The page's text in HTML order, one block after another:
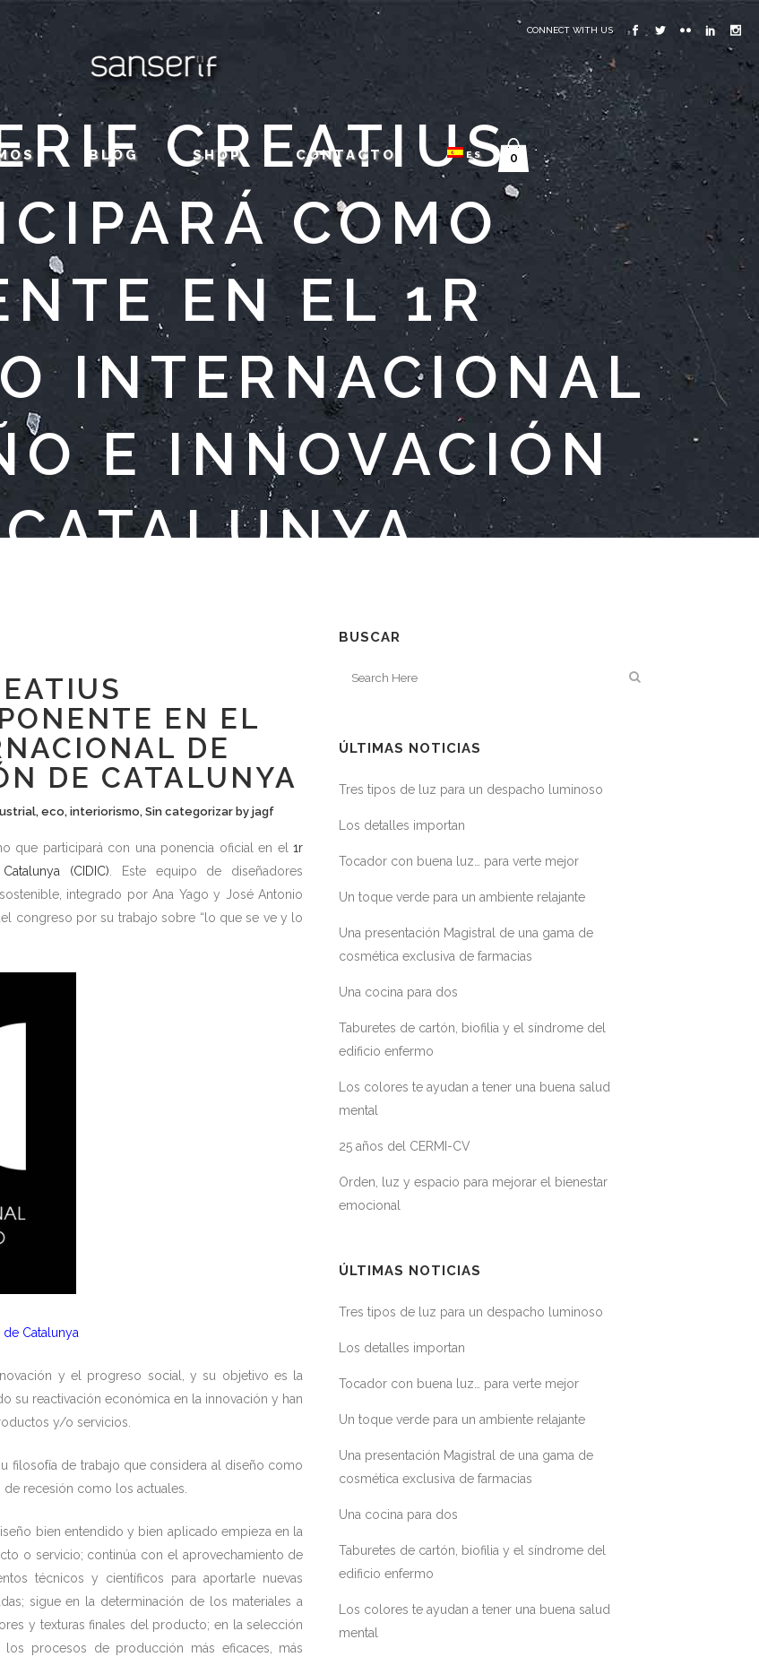
CONNECT WITH US
BLOG SHOP CONTACTO ES 0
CREATIUS
COMO
EN EL 1R
INTERNACIONAL
E INNOVACIÓN
EN EL
DE
DE CATALUNYA
, eco, interiorismo, Sin categorizar by jagf
que participará con una ponencia oficial en el1r
(CIDIC) . Este equipo de diseñadores
integrado por Ana Yago y José Antonio
congreso por su trabajo sobre “lo que se ve y lo
Catalunya
y el progreso social, y su objetivo es la
su reactivación económica en la innovación y han
y/o servicios.
filosofía de trabajo que considera al diseño como
recesión como los actuales.
bien entendido y bien aplicado empieza en la
o servicio; continúa con el aprovechamiento de
técnicos y científicos para aportarle nuevas
sigue en la determinación de los materiales a
y texturas finales del producto; en la selección
procesos de producción más eficaces, más
BUSCAR
ÚLTIMAS NOTICIAS
Tres tipos de luz para un despacho luminoso
Los detalles importan
Tocador con buena luz… para verte mejor
Un toque verde para un ambiente relajante
Una presentación Magistral de una gama de
cosmética exclusiva de farmacias
Una cocina para dos
Taburetes de cartón, biofilia y el síndrome del
edificio enfermo
Los colores te ayudan a tener una buena salud
mental
25 años del CERMI-CV
Orden, luz y espacio para mejorar el bienestar
emocional
ÚLTIMAS NOTICIAS
Tres tipos de luz para un despacho luminoso
Los detalles importan
Tocador con buena luz… para verte mejor
Un toque verde para un ambiente relajante
Una presentación Magistral de una gama de
cosmética exclusiva de farmacias
Una cocina para dos
Taburetes de cartón, biofilia y el síndrome del
edificio enfermo
Los colores te ayudan a tener una buena salud
mental